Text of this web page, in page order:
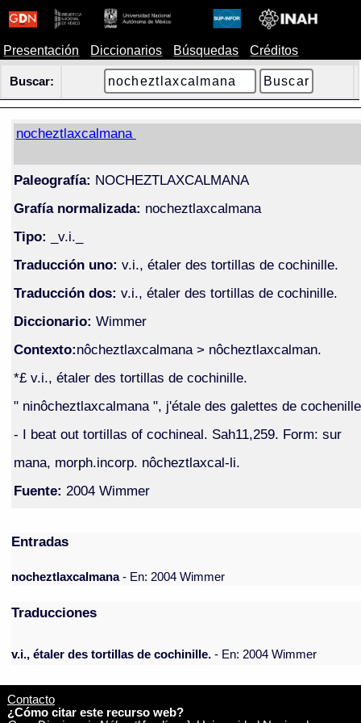
Presentación Diccionarios Búsquedas Créditos
Buscar:
nocheztlaxcalmana
Paleografía: NOCHEZTLAXCALMANA
Grafía normalizada: nocheztlaxcalmana
Tipo: _v.i._
Traducción uno: v.i., étaler des tortillas de cochinille.
Traducción dos: v.i., étaler des tortillas de cochinille.
Diccionario: Wimmer
Contexto:nôcheztlaxcalmana > nôcheztlaxcalman.
*£ v.i., étaler des tortillas de cochinille.
" ninôcheztlaxcalmana ", j'étale des galettes de cochenille
- I beat out tortillas of cochineal. Sah11,259. Form: sur
mana, morph.incorp. nôcheztlaxcal-li.
Fuente: 2004 Wimmer
Entradas
nocheztlaxcalmana- En: 2004 Wimmer
Traducciones
v.i., étaler des tortillas de cochinille. - En: 2004 Wimmer
Contacto
¿Cómo citar este recurso web?